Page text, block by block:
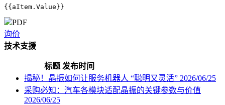
{{aItem.Value}}
PDF
询价
技术支援
标题 发布时间
揭秘！晶振如何让服务机器人 “聪明又灵活” 2026/06/25
采购必知：汽车各模块适配晶振的关键参数与价值
2026/06/25